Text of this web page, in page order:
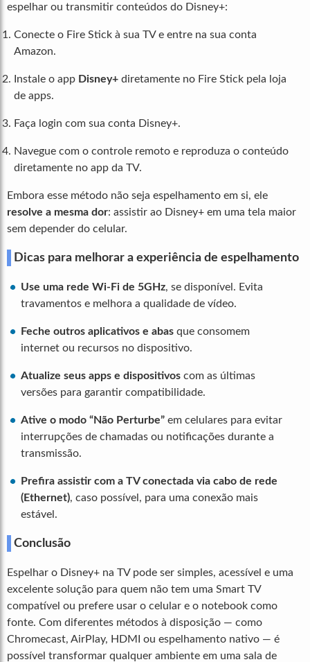
espelhar ou transmitir conteúdos do Disney+:
Conecte o Fire Stick à sua TV e entre na sua conta
Amazon.
Instale o app Disney+ diretamente no Fire Stick pela loja
de apps.
Faça login com sua conta Disney+.
Navegue com o controle remoto e reproduza o conteúdo
diretamente no app da TV.
Embora esse método não seja espelhamento em si, ele
resolve a mesma dor: assistir ao Disney+ em uma tela maior
sem depender do celular.
Dicas para melhorar a experiência de espelhamento
Use uma rede Wi-Fi de 5GHz, se disponível. Evita
travamentos e melhora a qualidade de vídeo.
Feche outros aplicativos e abas que consomem
internet ou recursos no dispositivo.
Atualize seus apps e dispositivos com as últimas
versões para garantir compatibilidade.
Ative o modo “Não Perturbe” em celulares para evitar
interrupções de chamadas ou notificações durante a
transmissão.
Prefira assistir com a TV conectada via cabo de rede
(Ethernet), caso possível, para uma conexão mais
estável.
Conclusão
Espelhar o Disney+ na TV pode ser simples, acessível e uma
excelente solução para quem não tem uma Smart TV
compatível ou prefere usar o celular e o notebook como
fonte. Com diferentes métodos à disposição — como
Chromecast, AirPlay, HDMI ou espelhamento nativo — é
possível transformar qualquer ambiente em uma sala de